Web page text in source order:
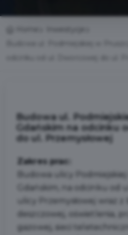
Budowa ul.
Gdańskim na odcinku
do ul. Przemysłowej
Zakres prac:
Budowa ulicy Podmiejskiej
Gdańskim, na odcinku od
ulicy Przemysłowej wraz
deszczowej, oświetlenia,
gazowej, sieci